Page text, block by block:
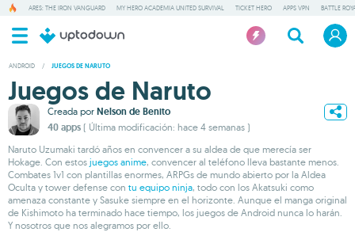
ARES: THE IRON VANGUARD MY HERO ACADEMIA UNITED SURVIVAL TICKET HERO APPS VPN BATTLE
ANDROID / JUEGOS DE NARUTO
Juegos de Naruto
Creada por Nelson de Benito
40 apps ( Última modificación: hace 4 semanas )
Naruto Uzumaki tardó años en convencer a su aldea de que merecía ser
Hokage. Con estos juegos anime, convencer al teléfono lleva bastante menos.
Combates 1v1 con plantillas enormes, ARPGs de mundo abierto por la Aldea
Oculta y tower defense con tu equipo ninja, todo con los Akatsuki como
amenaza constante y Sasuke siempre en el horizonte. Aunque el manga original
de Kishimoto ha terminado hace tiempo, los juegos de Android nunca lo harán.
Y nosotros que nos alegramos por ello.